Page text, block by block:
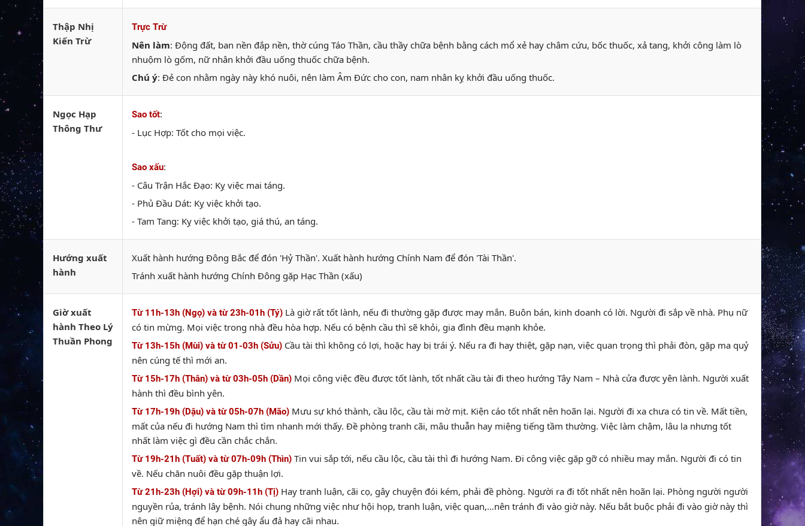
Thập Nhị
Kiến Trừ
Trực Trừ
Nên làm: Động đất, ban nền đắp nền, thờ cúng Táo Thần, cầu thầy chữa bệnh bằng cách mổ xẻ hay châm cứu, bốc thuốc, xả tang, khởi công làm lò
nhuộm lò gốm, nữ nhân khởi đầu uống thuốc chữa bệnh.
Chú ý: Đẻ con nhằm ngày này khó nuôi, nên làm Âm Đức cho con, nam nhân kỵ khởi đầu uống thuốc.
Ngọc Hạp
Thông Thư
Sao tốt:
- Lục Hợp: Tốt cho mọi việc.
Sao xấu:
- Câu Trận Hắc Đạo: Kỵ việc mai táng.
- Phủ Đầu Dát: Kỵ việc khởi tạo.
- Tam Tang: Kỵ việc khởi tạo, giá thú, an táng.
Hướng xuất
hành
Xuất hành hướng Đông Bắc để đón 'Hỷ Thần'. Xuất hành hướng Chính Nam để đón 'Tài Thần'.
Tránh xuất hành hướng Chính Đông gặp Hạc Thần (xấu)
Giờ xuất
hành Theo Lý
Thuần Phong
Từ 11h-13h (Ngọ) và từ 23h-01h (Tý) Là giờ rất tốt lành, nếu đi thường gặp được may mắn. Buôn bán, kinh doanh có lời. Người đi sắp về nhà. Phụ nữ
có tin mừng. Mọi việc trong nhà đều hòa hợp. Nếu có bệnh cầu thì sẽ khỏi, gia đình đều mạnh khỏe.
Từ 13h-15h (Mùi) và từ 01-03h (Sửu) Cầu tài thì không có lợi, hoặc hay bị trái ý. Nếu ra đi hay thiệt, gặp nạn, việc quan trọng thì phải đòn, gặp ma quỷ
nên cúng tế thì mới an.
Từ 15h-17h (Thân) và từ 03h-05h (Dần) Mọi công việc đều được tốt lành, tốt nhất cầu tài đi theo hướng Tây Nam – Nhà cửa được yên lành. Người xuất
hành thì đều bình yên.
Từ 17h-19h (Dậu) và từ 05h-07h (Mão) Mưu sự khó thành, cầu lộc, cầu tài mờ mịt. Kiện cáo tốt nhất nên hoãn lại. Người đi xa chưa có tin về. Mất tiền,
mất của nếu đi hướng Nam thì tìm nhanh mới thấy. Đề phòng tranh cãi, mâu thuẫn hay miệng tiếng tầm thường. Việc làm chậm, lâu la nhưng tốt
nhất làm việc gì đều cần chắc chắn.
Từ 19h-21h (Tuất) và từ 07h-09h (Thìn) Tin vui sắp tới, nếu cầu lộc, cầu tài thì đi hướng Nam. Đi công việc gặp gỡ có nhiều may mắn. Người đi có tin
về. Nếu chăn nuôi đều gặp thuận lợi.
Từ 21h-23h (Hợi) và từ 09h-11h (Tị) Hay tranh luận, cãi cọ, gây chuyện đói kém, phải đề phòng. Người ra đi tốt nhất nên hoãn lại. Phòng người người
nguyền rủa, tránh lây bệnh. Nói chung những việc như hội họp, tranh luận, việc quan,…nên tránh đi vào giờ này. Nếu bắt buộc phải đi vào giờ này thì
nên giữ miệng để hạn ché gây ẩu đả hay cãi nhau.